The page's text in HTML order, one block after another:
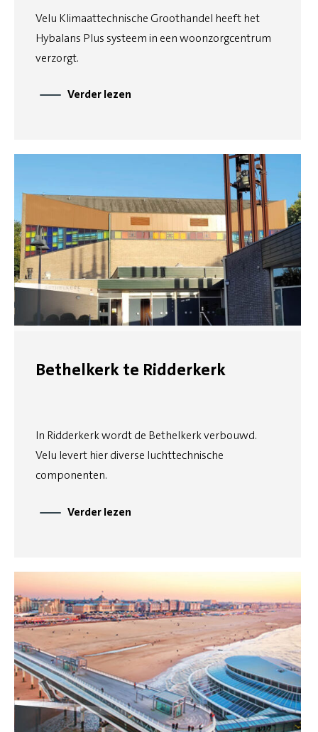
Velu Klimaattechnische Groothandel heeft het
Hybalans Plus systeem in een woonzorgcentrum
verzorgt.
Verder lezen
Bethelkerk te Ridderkerk
In Ridderkerk wordt de Bethelkerk verbouwd.
Velu levert hier diverse luchttechnische
componenten.
Verder lezen